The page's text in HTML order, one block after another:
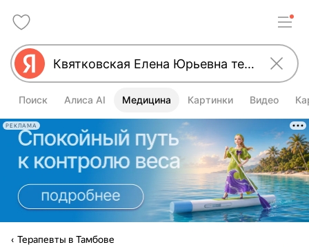
Поиск Алиса AI Медицина Картинки Видео
РЕКЛАМА
Терапевты в Тамбове